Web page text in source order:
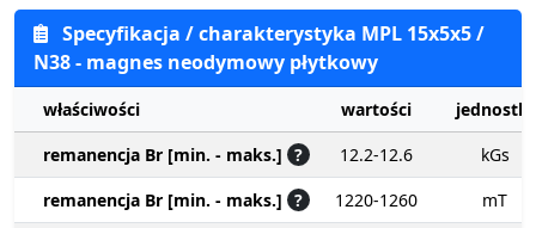
Specyfikacja / charakterystyka MPL 15x5x5 /
N38 - magnes neodymowy płytkowy
właściwości wartości
jednostki
remanencja Br [min. - maks.] ? 12.2-12.6
kGs
remanencja Br [min. - maks.] ? 1220-1260
mT